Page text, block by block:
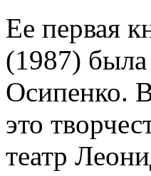
Ее первая
(1987)
Осипенко.
это
театр